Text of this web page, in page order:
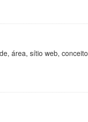
área, sítio web, conceito